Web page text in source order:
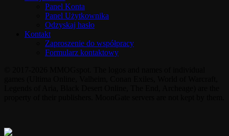
Panel Konta
Panel Użytkownika
Odzyskaj hasło
Kontakt
Zaproszenie do współpracy
Formularz kontaktowy